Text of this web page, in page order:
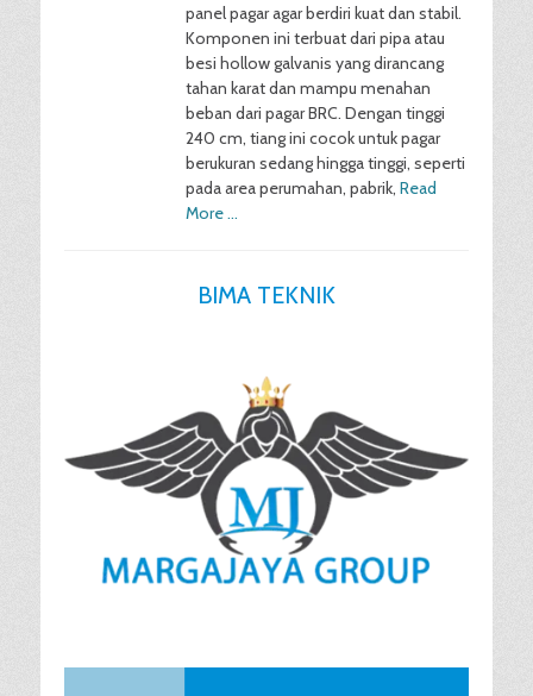
panel pagar agar berdiri kuat dan stabil.
Komponen ini terbuat dari pipa atau
besi hollow galvanis yang dirancang
tahan karat dan mampu menahan
beban dari pagar BRC. Dengan tinggi
240 cm, tiang ini cocok untuk pagar
berukuran sedang hingga tinggi, seperti
pada area perumahan, pabrik, Read
More …
BIMA TEKNIK